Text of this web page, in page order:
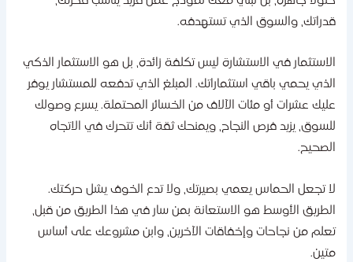
والسوق الذي تستهدفه.
في الاستشارة ليس تكلفة زائدة، بل هو الاستثمار الذكي
يحمي باقي استثماراتك. المبلغ الذي تدفعه للمستشار يوفر
عشرات أو مئات الآلاف من الخسائر المحتملة. يسرع وصولك
يزيد فرص النجاح، ويمنحك ثقة أنك تتحرك في الاتجاه
تجعل الحماس يعمي بصيرتك، ولا تدع الخوف يشل حركتك.
الأوسط هو الاستعانة بمن سار في هذا الطريق من قبل،
من نجاحات وإخفاقات الآخرين، وابن مشروعك على أساس